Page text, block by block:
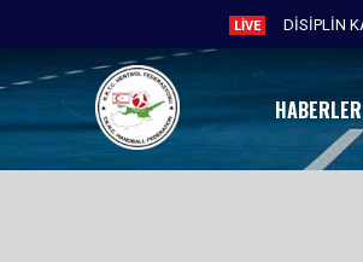
LIVE
HABERLER